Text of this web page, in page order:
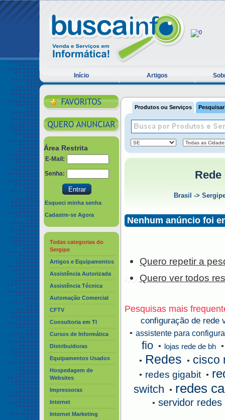
Início Artigos
Área Restrita
E-Mail:
Senha:
Esqueci minha senha
Cadastre-se Agora
Todas categorias do
Sergipe
Artigos e Equipamentos
Assistência Autorizada
Assistência Técnica
Automação Comercial
CFTV
Consultoria em TI
Cursos de Informática
Distribuidoras
Equipamentos Usados
Hospedagem de
Websites
Impressoras
Internet
Internet Marketing
Produtos ou Serviços
Rede
Brasil ->
Nenhum anúncio foi
Quero repetir a
Quero ver todos
Pesquisas mais
configuração de rede
• assistente para
fio • lojas rede de bh
•
• Redes • cisco
• redes gigabit •
switch • redes
• servidor redes